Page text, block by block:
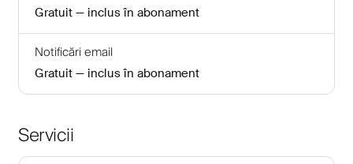
Gratuit — inclus în abonament
Notificări email
Gratuit — inclus în abonament
Servicii